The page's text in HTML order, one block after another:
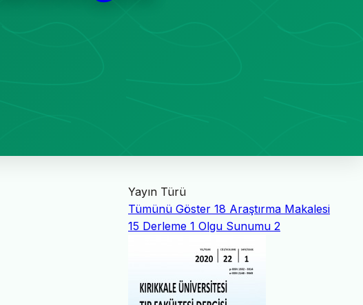
Yayın Türü
Tümünü Göster 18 Araştırma Makalesi
15 Derleme 1 Olgu Sunumu 2